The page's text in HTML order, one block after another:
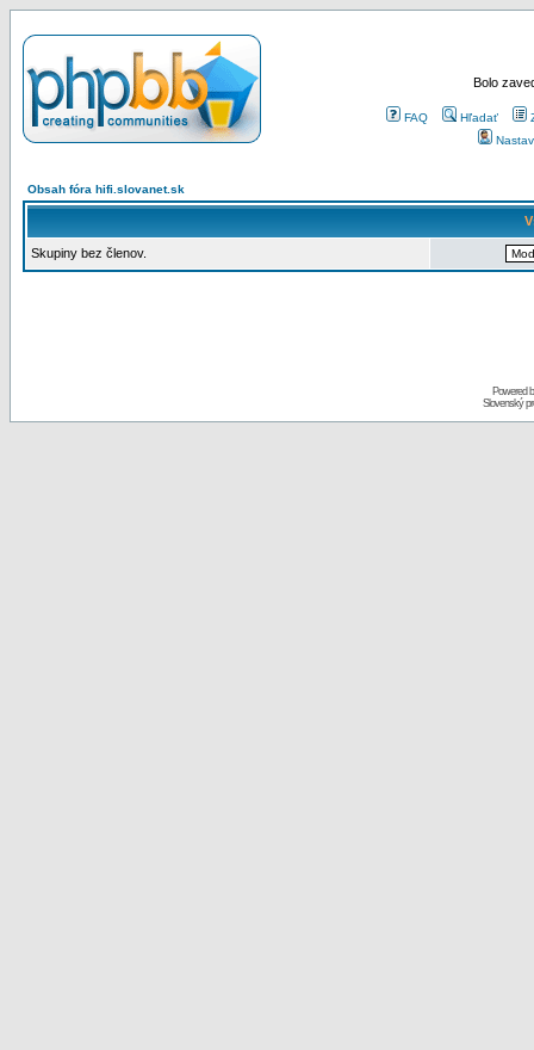
Bolo
FAQ Hľadať
Obsah fóra hifi.slovanet.sk
Skupiny bez členov.
Powered
Slovenský